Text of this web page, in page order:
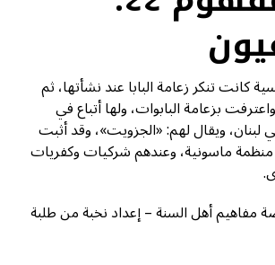
كانت تنكر زعامة البابا عند نشأتها، ثم
بزعامة البابوات، ولها أتباع في
لبنان، ويقال لهم: «الجزويت»، وقد أثبت
منظمة ماسونية، وعندهم شركيات وكفريات
مفاهيم أهل السنة – إعداد نخبة من طلبة